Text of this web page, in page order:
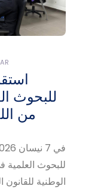
للبحوث
من
للبحوث العلمية
الوطنية للقانون